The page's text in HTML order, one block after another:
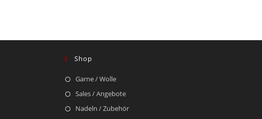
Shop
Garne / Wolle
Sales / Angebote
Nadeln / Zubehör